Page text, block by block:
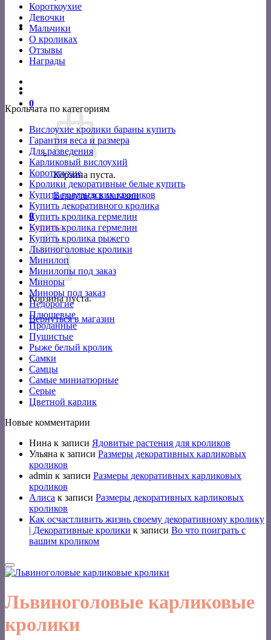
Короткоухие
Девочки
Мальчики
О кроликах
Отзывы
Награды
0
Корзина пуста.
Вернуться в магазин
0
Корзина
Корзина пуста.
Вернуться в магазин
Крольчата по категориям
Вислоухие кролики бараны купить
Гарантия веса и размера
Для разведения
Карликовый вислоухий
Короткоухие
Кролики декоративные белые купить
Купить голландских кроликов
Купить декоративного кролика
Купить кролика гермелин
Купить кролика гермелин
Купить кролика рыжего
Львиноголовые кролики
Минилоп
Минилопы под заказ
Миноры
Миноры под заказ
Недорогие
Плюшевые
Проданные
Пушистые
Рыже белый кролик
Самки
Самцы
Самые миниатюрные
Серые
Цветной карлик
Новые комментарии
Нина к записи Ядовитые растения для кроликов
Ульяна к записи Размеры декоративных карликовых
кроликов
admin к записи Размеры декоративных карликовых
кроликов
Алиса к записи Размеры декоративных карликовых
кроликов
Как осчастливить жизнь своему декоративному кролику
| Декоративные кролики к записи Во что поиграть с
вашим кроликом
Львиноголовые карликовые
кролики